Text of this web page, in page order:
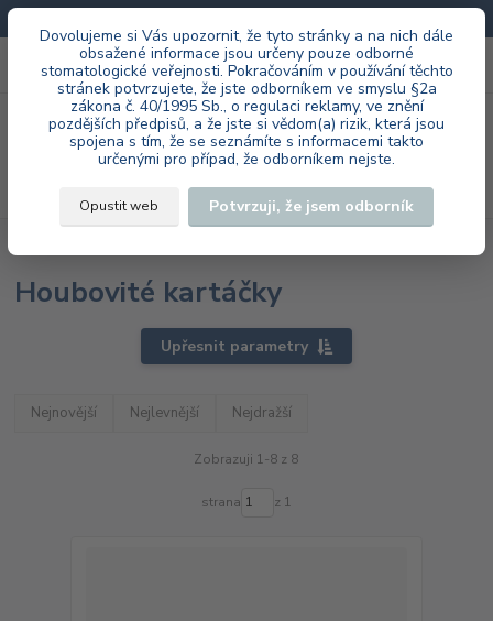
Dovolujeme si Vás upozornit, že tyto stránky a na nich dále
obsažené informace jsou určeny pouze odborné
stomatologické veřejnosti. Pokračováním v používání těchto
stránek potvrzujete, že jste odborníkem ve smyslu §2a
zákona č. 40/1995 Sb., o regulaci reklamy, ve znění
pozdějších předpisů, a že jste si vědom(a) rizik, která jsou
spojena s tím, že se seznámíte s informacemi takto
určenými pro případ, že odborníkem nejste.
Opustit web Potvrzuji, že jsem odborník
Menu
Hledat
+420 603 985 555 za0 Kč
Houbovité kartáčky
Upřesnit parametry
Nejnovější Nejlevnější Nejdražší
Zobrazuji 1-8 z 8
strana z 1